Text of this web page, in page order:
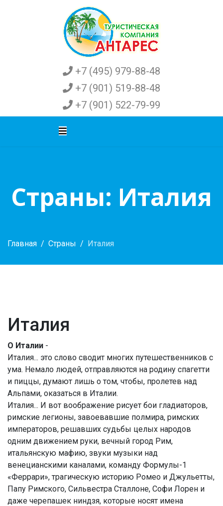
+7 (495) 979-88-48
+7 (901) 519-88-48
+7 (901) 522-79-99
Страны: Италия
Главная Страны Италия
Италия
О Италии -
Италия... это слово сводит многих путешественников с
ума. Немало людей, отправляются на родину спагетти
и пиццы, думают лишь о том, чтобы, пролетев над
Альпами, оказаться в Италии.
Италия... И вот воображение рисует бои гладиаторов,
римские легионы, завоевавшие полмира, римских
императоров, решавших судьбы целых народов
одним движением руки, вечный город Рим,
итальянскую мафию, звуки музыки над
венецианскими каналами, команду Формулы-1
«Феррари», трагическую историю Ромео и Джульетты,
Папу Римского, Сильвестра Сталлоне, Софи Лорен и
даже черепашек ниндзя, которые носят имена